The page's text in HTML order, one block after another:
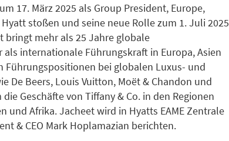
17. März 2025 als Group President, Europe,
Hyatt stoßen und seine neue Rolle zum 1. Juli 2025
mehr als 25 Jahre globale
internationale Führungskraft in Europa, Asien
Führungspositionen bei globalen Luxus- und
De Beers, Louis Vuitton, Moët & Chandon und
Geschäfte von Tiffany & Co. in den Regionen
und Afrika. Jacheet wird in Hyatts EAME Zentrale
& CEO Mark Hoplamazian berichten.